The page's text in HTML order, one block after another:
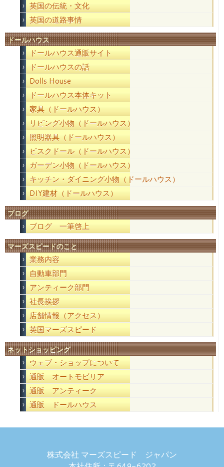
英国の伝統・文化
英国の道路事情
ドールハウス
ドールハウス通販サイト
ドールハウスの話
Dolls House
ドールハウス本体キット
家具（ドールハウス）
リビング小物（ドールハウス）
照明器具（ドールハウス）
ビスクドール（ドールハウス）
ガーデン小物（ドールハウス）
キッチン・ダイニング小物（ドールハウス）
DIY建材（ドールハウス）
ブログ
ブログ 一筆啓上
マーズスピードのこと
業務内容
自動車部門
アンティーク部門
社長挨拶
店舗情報（アクセス）
英国マーズスピード
ネットショッピング
ウェブ・ショップについて
通販 オートモビリア
通販 アンティーク
通販 ドールハウス
株式会社 マーズスピード ジャパン